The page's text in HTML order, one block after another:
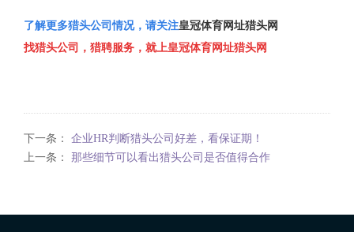
了解更多猎头公司情况，请关注皇冠体育网址猎头网
找猎头公司，猎聘服务，就上皇冠体育网址猎头网
下一条： 企业HR判断猎头公司好差，看保证期！
上一条： 那些细节可以看出猎头公司是否值得合作